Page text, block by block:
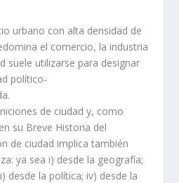
urbano con alta densidad de
el comercio, la industria
suele utilizarse para designar
político-
de ciudad y, como
su Breve Historia del
de ciudad implica también
ya sea i) desde la geografía;
desde la política; iv) desde la